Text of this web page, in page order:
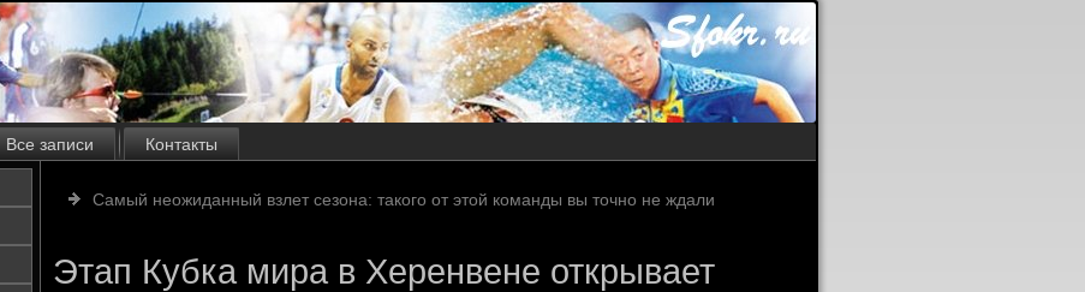
Все записи Контакты
Самый неожиданный взлет сезона: такого от этой команды вы точно не ждали
Этап Кубка мира в Херенвене открывает